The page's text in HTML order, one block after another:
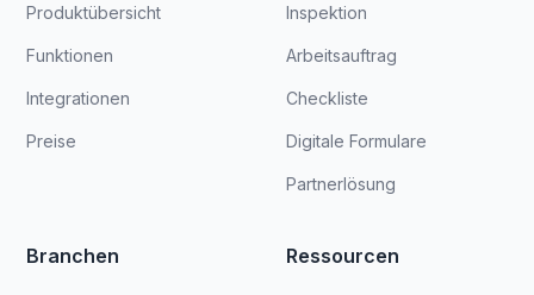
Produktübersicht
Funktionen
Integrationen
Preise
Inspektion
Arbeitsauftrag
Checkliste
Digitale Formulare
Partnerlösung
Branchen Ressourcen